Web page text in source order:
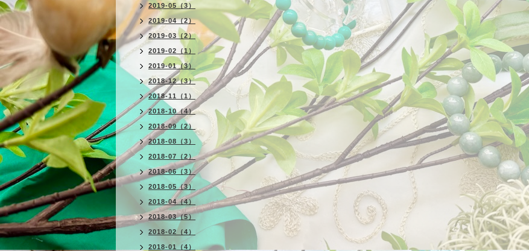
2019-05（3）
2019-04（2）
2019-03（2）
2019-02（1）
2019-01（3）
2018-12（3）
2018-11（1）
2018-10（4）
2018-09（2）
2018-08（3）
2018-07（2）
2018-06（3）
2018-05（3）
2018-04（4）
2018-03（5）
2018-02（4）
2018-01（4）